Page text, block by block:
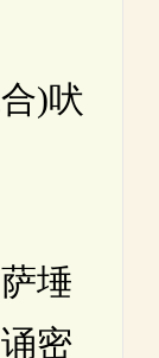
)吠
埵
密